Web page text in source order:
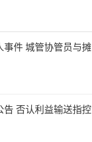
件 城管协管员与摊
告 否认利益输送指控